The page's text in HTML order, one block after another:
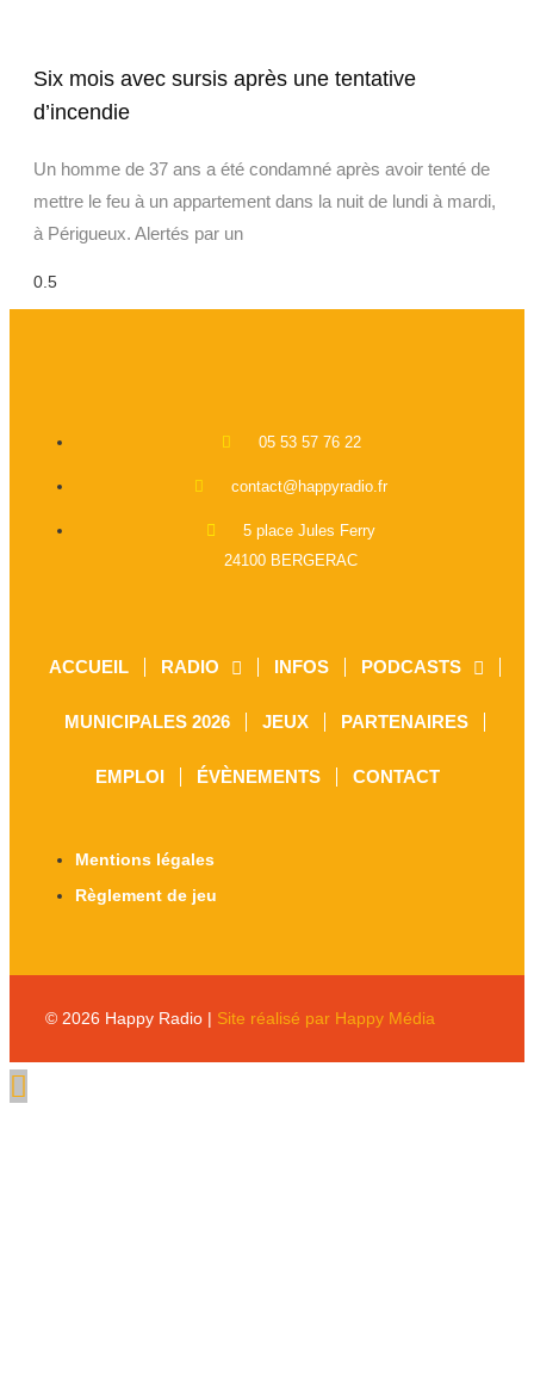
Six mois avec sursis après une tentative
d’incendie
Un homme de 37 ans a été condamné après avoir tenté de
mettre le feu à un appartement dans la nuit de lundi à mardi,
à Périgueux. Alertés par un
05 53 57 76 22
contact@happyradio.fr
5 place Jules Ferry
24100 BERGERAC
ACCUEIL RADIO INFOS PODCASTS
MUNICIPALES 2026 JEUX PARTENAIRES
EMPLOI ÉVÈNEMENTS CONTACT
Mentions légales
Règlement de jeu
© 2026 Happy Radio | Site réalisé par Happy Média